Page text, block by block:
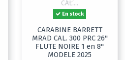
En stock
CARABINE BARRETT
MRAD CAL. 300 PRC 26"
FLUTE NOIRE 1 en 8"
MODELE 2025